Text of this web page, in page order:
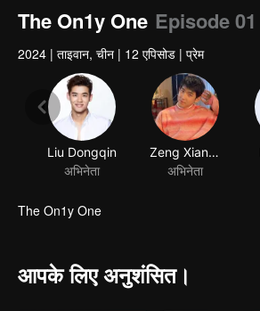
The On1y One Episode 01
2024 | ताइवान, चीन | 12 एपिसोड | प्रेम
Liu Dongqin
अभिनेता
Zeng Xiangzhen
अभिनेता
The On1y One
आपके लिए अनुशंसित।